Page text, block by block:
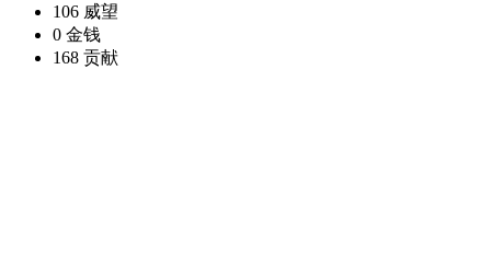
106 威望
0 金钱
168 贡献